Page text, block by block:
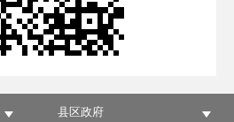
县区政府